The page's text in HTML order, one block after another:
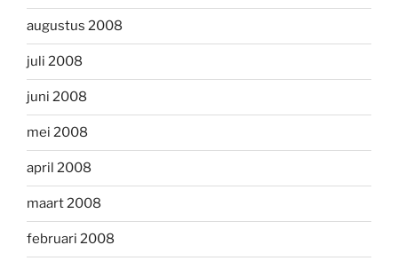
augustus 2008
juli 2008
juni 2008
mei 2008
april 2008
maart 2008
februari 2008